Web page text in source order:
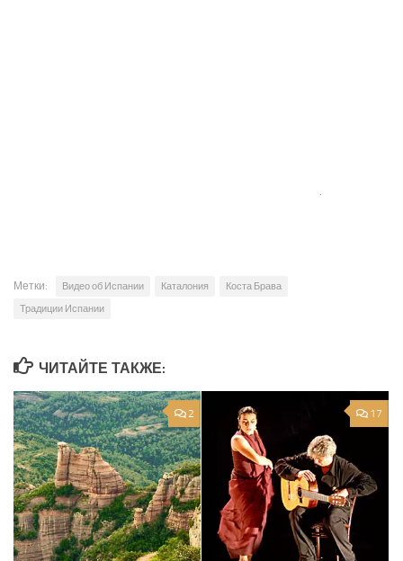
.
Метки: Видео об Испании Каталония
Коста Брава
Традиции Испании
ЧИТАЙТЕ ТАКЖЕ:
2 17